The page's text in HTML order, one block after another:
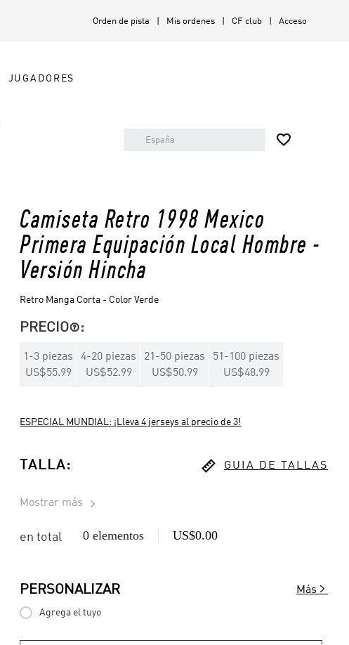
Orden de pista Mis ordenes CF club Acceso
JUGADORES

Camiseta Retro 1998 Mexico
Primera Equipación Local Hombre -
Versión Hincha
Retro Manga Corta - Color Verde
PRECIO:
1 -3 piezas
US$55.99
4-20 piezas
US$52.99
21 -50 piezas
US$50.99
51 -100 piezas
US$48.99
ESPECIAL MUNDIAL: ¡Lleva 4 jerseys al precio de 3!
TALLA:  GUIA DE TALLAS
Mostrar más 
en total 0 elementos US$0.00
PERSONALIZAR Más 
Agrega el tuyo